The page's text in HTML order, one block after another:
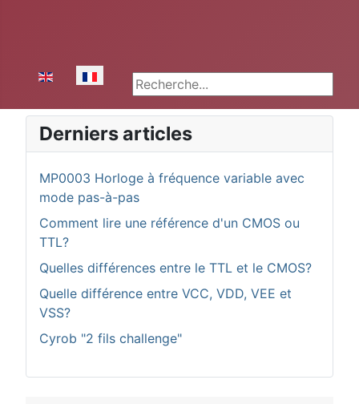
Sélectionnez votre langue
Rechercher
Derniers articles
MP0003 Horloge à fréquence variable avec
mode pas-à-pas
Comment lire une référence d'un CMOS ou
TTL?
Quelles différences entre le TTL et le CMOS?
Quelle différence entre VCC, VDD, VEE et
VSS?
Cyrob "2 fils challenge"